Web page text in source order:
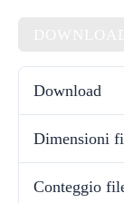
Download
Dimensioni
Conteggio